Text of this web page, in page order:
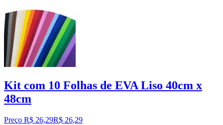
Kit com 10 Folhas de EVA Liso 40cm x
48cm
Preço R$ 26,29R$ 26,29